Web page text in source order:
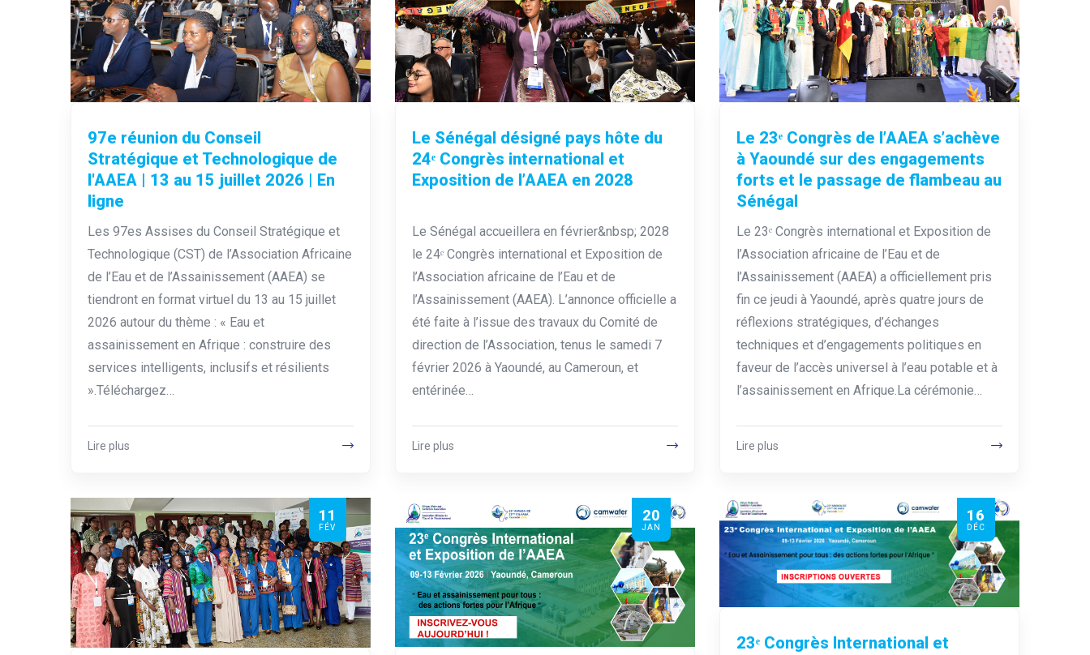
97e réunion du Conseil
Stratégique et Technologique de
l'AAEA | 13 au 15 juillet 2026 | En
ligne
Les 97es Assises du Conseil Stratégique et
Technologique (CST) de l’Association Africaine
de l’Eau et de l’Assainissement (AAEA) se
tiendront en format virtuel du 13 au 15 juillet
2026 autour du thème : « Eau et
assainissement en Afrique : construire des
services intelligents, inclusifs et résilients
».Téléchargez…
Lire plus
Le Sénégal désigné pays hôte du
24ᵉ Congrès international et
Exposition de l’AAEA en 2028
Le Sénégal accueillera en février&nbsp; 2028
le 24ᵉ Congrès international et Exposition de
l’Association africaine de l’Eau et de
l’Assainissement (AAEA). L’annonce officielle a
été faite à l’issue des travaux du Comité de
direction de l’Association, tenus le samedi 7
février 2026 à Yaoundé, au Cameroun, et
entérinée…
Lire plus
Le 23ᵉ Congrès de l’AAEA s’achève
à Yaoundé sur des engagements
forts et le passage de flambeau au
Sénégal
Le 23ᵉ Congrès international et Exposition de
l’Association africaine de l’Eau et de
l’Assainissement (AAEA) a officiellement pris
fin ce jeudi à Yaoundé, après quatre jours de
réflexions stratégiques, d’échanges
techniques et d’engagements politiques en
faveur de l’accès universel à l’eau potable et à
l’assainissement en Afrique.La cérémonie…
Lire plus
11
FÉV
20
JAN
16
DÉC
23ᵉ Congrès International et